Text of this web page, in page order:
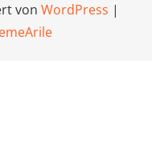
von WordPress |